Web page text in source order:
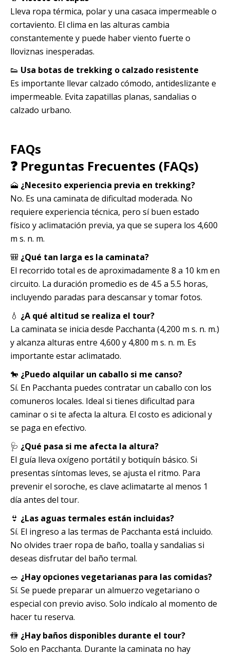
Lleva ropa térmica, polar y una casaca impermeable o
cortaviento. El clima en las alturas cambia
constantemente y puede haber viento fuerte o
lloviznas inesperadas.
👟 Usa botas de trekking o calzado resistente
Es importante llevar calzado cómodo, antideslizante e
impermeable. Evita zapatillas planas, sandalias o
calzado urbano.
FAQs
❓ Preguntas Frecuentes (FAQs)
🗻 ¿Necesito experiencia previa en trekking?
No. Es una caminata de dificultad moderada. No
requiere experiencia técnica, pero sí buen estado
físico y aclimatación previa, ya que se supera los 4,600
m s. n. m.
🎒 ¿Qué tan larga es la caminata?
El recorrido total es de aproximadamente 8 a 10 km en
circuito. La duración promedio es de 4.5 a 5.5 horas,
incluyendo paradas para descansar y tomar fotos.
💧 ¿A qué altitud se realiza el tour?
La caminata se inicia desde Pacchanta (4,200 m s. n. m.)
y alcanza alturas entre 4,600 y 4,800 m s. n. m. Es
importante estar aclimatado.
🐎 ¿Puedo alquilar un caballo si me canso?
Sí. En Pacchanta puedes contratar un caballo con los
comuneros locales. Ideal si tienes dificultad para
caminar o si te afecta la altura. El costo es adicional y
se paga en efectivo.
🩺 ¿Qué pasa si me afecta la altura?
El guía lleva oxígeno portátil y botiquín básico. Si
presentas síntomas leves, se ajusta el ritmo. Para
prevenir el soroche, es clave aclimatarte al menos 1
día antes del tour.
👙 ¿Las aguas termales están incluidas?
Sí. El ingreso a las termas de Pacchanta está incluido.
No olvides traer ropa de baño, toalla y sandalias si
deseas disfrutar del baño termal.
🥗 ¿Hay opciones vegetarianas para las comidas?
Sí. Se puede preparar un almuerzo vegetariano o
especial con previo aviso. Solo indícalo al momento de
hacer tu reserva.
🚻 ¿Hay baños disponibles durante el tour?
Solo en Pacchanta. Durante la caminata no hay